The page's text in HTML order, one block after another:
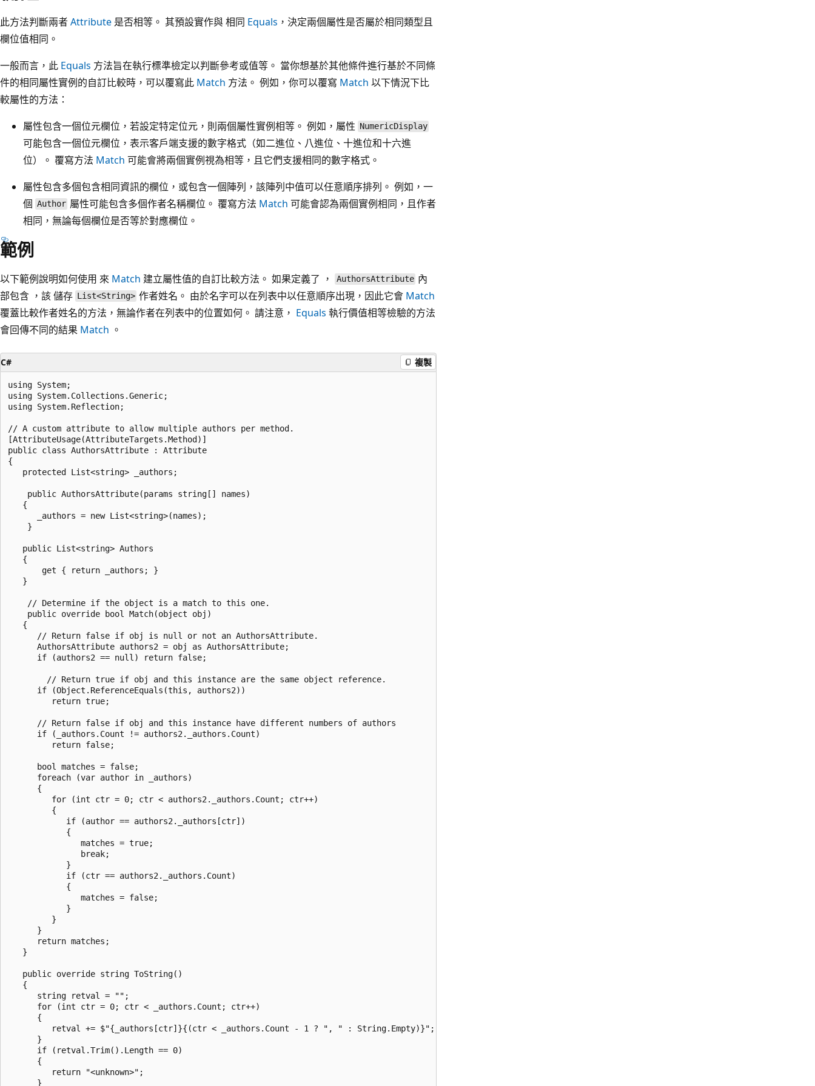
此方法判斷兩者Attribute 是否相等。 其預設實作與 相同 Equals ，決定兩個屬性是否屬於相同類型且
欄位值相同。
一般而言，此 Equals 方法旨在執行標準檢定以判斷參考或值等。 當你想基於其他條件進行基於不同條
件的相同屬性實例的自訂比較時，可以覆寫此 Match 方法。 例如，你可以覆寫 Match 以下情況下比
較屬性的方法：
屬性包含一個位元欄位，若設定特定位元，則兩個屬性實例相等。 例如，屬性 NumericDisplay
可能包含一個位元欄位，表示客戶端支援的數字格式（如二進位、八進位、十進位和十六進
位）。 覆寫方法 Match 可能會將兩個實例視為相等，且它們支援相同的數字格式。
屬性包含多個包含相同資訊的欄位，或包含一個陣列，該陣列中值可以任意順序排列。 例如，一
個 Author 屬性可能包含多個作者名稱欄位。 覆寫方法 Match 可能會認為兩個實例相同，且作者
相同，無論每個欄位是否等於對應欄位。
範例
以下範例說明如何使用 來 Match 建立屬性值的自訂比較方法。 如果定義了 ， AuthorsAttribute 內
部包含 ，該 儲存 List<String> 作者姓名。 由於名字可以在列表中以任意順序出現，因此它會 Match
覆蓋比較作者姓名的方法，無論作者在列表中的位置如何。 請注意， Equals 執行價值相等檢驗的方法
會回傳不同的結果 Match 。
C# 複製
using System;
using System.Collections.Generic;
using System.Reflection;
// A custom attribute to allow multiple authors per method.
[AttributeUsage(AttributeTargets.Method)]
public class AuthorsAttribute : Attribute
{
   protected List<string> _authors;
    public AuthorsAttribute(params string[] names)
   {
      _authors = new List<string>(names);
    }
   public List<string> Authors
   {
       get { return _authors; }
   }
    // Determine if the object is a match to this one.
    public override bool Match(object obj)
   {
      // Return false if obj is null or not an AuthorsAttribute.
      AuthorsAttribute authors2 = obj as AuthorsAttribute;
      if (authors2 == null) return false;
        // Return true if obj and this instance are the same object reference.
      if (Object.ReferenceEquals(this, authors2))
         return true;
      // Return false if obj and this instance have different numbers of authors
      if (_authors.Count != authors2._authors.Count)
         return false;
      bool matches = false;
      foreach (var author in _authors)
      {
         for (int ctr = 0; ctr < authors2._authors.Count; ctr++)
         {
            if (author == authors2._authors[ctr])
            {
               matches = true;
               break;
            }
            if (ctr == authors2._authors.Count)
            {
               matches = false;
            }
         }
      }
      return matches;
   }
   public override string ToString()
   {
      string retval = "";
      for (int ctr = 0; ctr < _authors.Count; ctr++)
      {
         retval += $"{_authors[ctr]}{(ctr < _authors.Count - 1 ? ", " : String.Empty)}";
      }
      if (retval.Trim().Length == 0)
      {
         return "<unknown>";
      }